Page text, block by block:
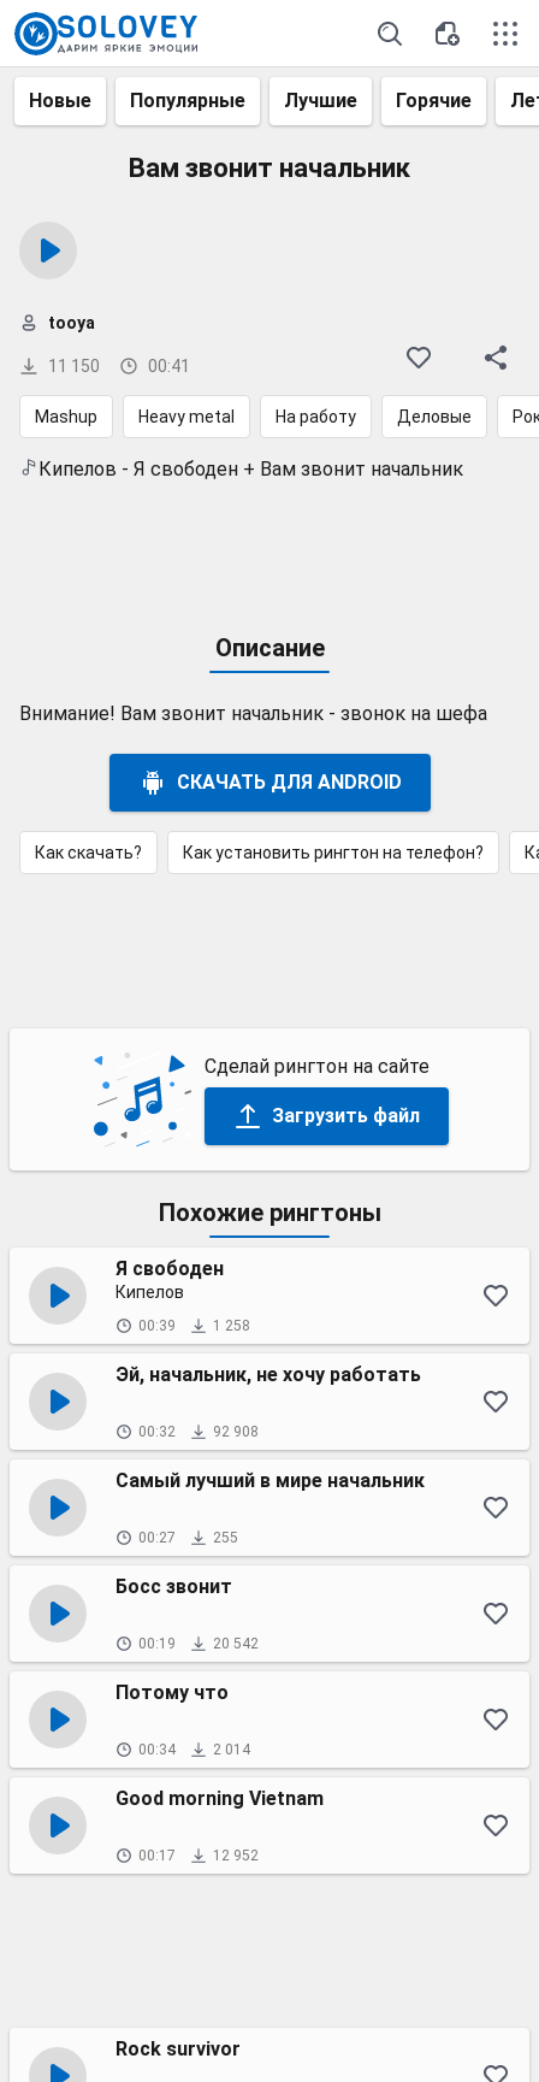
Новые Популярные Лучшие Горячие
Вам звонит начальник
11 150 00:41
tooya
Mashup Heavy metal На работу Деловые
Кипелов - Я свободен + Вам звонит начальник
Описание
Внимание! Вам звонит начальник - звонок на шефа
СКАЧАТЬ ДЛЯ ANDROID
Как скачать? Как установить рингтон на телефон?
Сделай рингтон на сайте
Загрузить файл
Похожие рингтоны
Я свободен
Кипелов
00:39 1 258
Эй, начальник, не хочу работать
00:32 92 908
Самый лучший в мире начальник
00:27 255
Босс звонит
00:19 20 542
Потому что
00:34 2 014
Good morning Vietnam
00:17 12 952
Rock survivor